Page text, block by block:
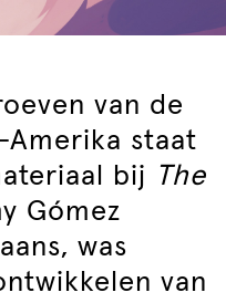
van de
staat
bij The
Gómez
was
van